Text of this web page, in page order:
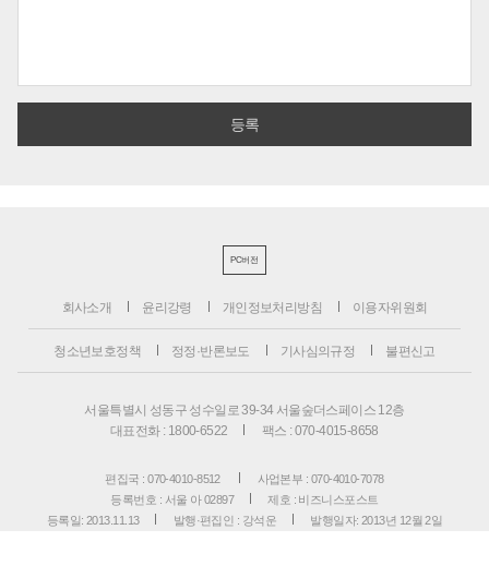
PC버전
회사소개 윤리강령 개인정보처리방침 이용자위원회
청소년보호정책 정정·반론보도 기사심의규정 불편신고
서울특별시 성동구 성수일로 39-34 서울숲더스페이스 12층
대표전화 : 1800-6522
팩스 : 070-4015-8658
편집국 : 070-4010-8512
사업본부 : 070-4010-7078
등록번호 : 서울 아 02897
제호 : 비즈니스포스트
등록일: 2013.11.13
발행·편집인 : 강석운
발행일자: 2013년 12월 2일